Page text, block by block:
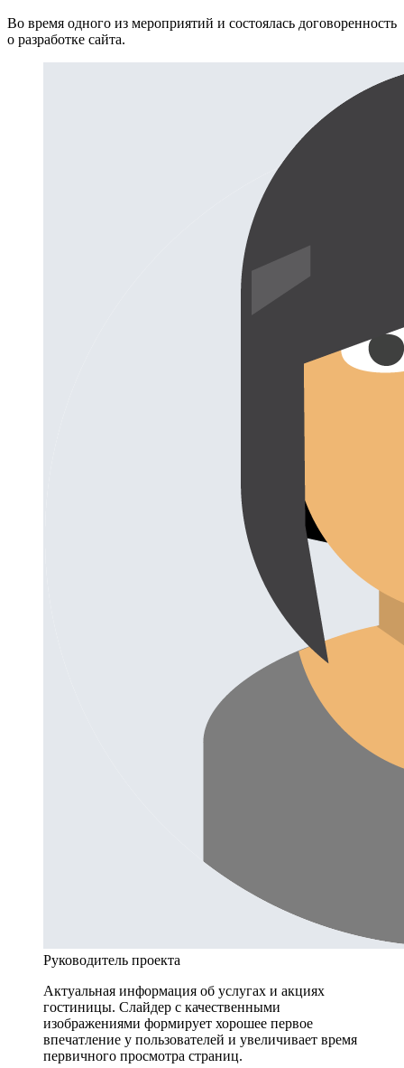
Во время одного из мероприятий и состоялась договоренность
о разработке сайта.
Руководитель проекта
Актуальная информация об услугах и акциях
гостиницы. Слайдер с качественными
изображениями формирует хорошее первое
впечатление у пользователей и увеличивает время
первичного просмотра страниц.